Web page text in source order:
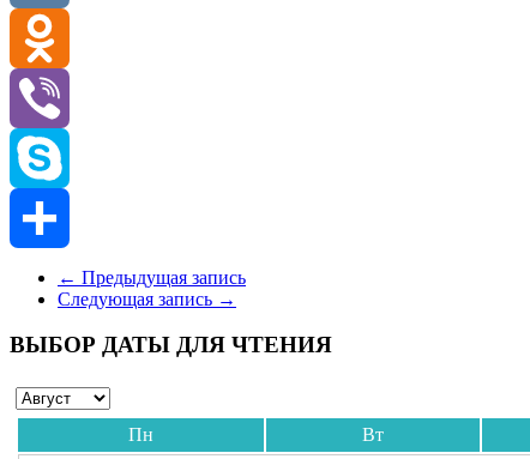
VK
Odnoklassniki
Viber
Skype
Отправить
← Предыдущая запись
Следующая запись →
ВЫБОР ДАТЫ ДЛЯ ЧТЕНИЯ
Пн Вт